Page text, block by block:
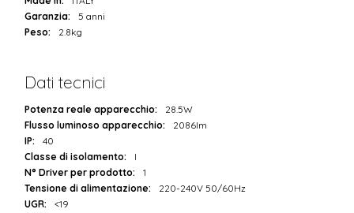
Garanzia:
5 anni
Peso:
2.8kg
Dati tecnici
Potenza reale apparecchio:
28.5W
Flusso luminoso apparecchio:
2086lm
IP:
40
Classe di isolamento:
I
N° Driver per prodotto:
1
Tensione di alimentazione:
220-240V 50/60Hz
UGR:
<19